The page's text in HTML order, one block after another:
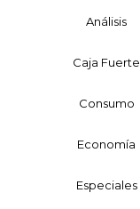
Análisis
Caja Fuerte
Consumo
Economía
Especiales